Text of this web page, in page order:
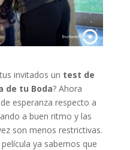
invitados un test de
de tu Boda? Ahora
esperanza respecto a
a buen ritmo y las
son menos restrictivas.
ya sabemos que